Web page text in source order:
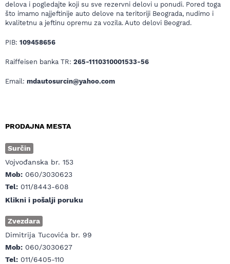
delova i pogledajte koji su sve rezervni delovi u ponudi. Pored toga
što imamo najjeftinije auto delove na teritoriji Beograda, nudimo i
kvalitetnu a jeftinu opremu za vozila. Auto delovi Beograd.
PIB: 109458656
Raiffeisen banka TR: 265-1110310001533-56
Email: mdautosurcin@yahoo.com
PRODAJNA MESTA
Surčin
Vojvođanska br. 153
Mob: 060/3030623
Tel: 011/8443-608
Klikni i pošalji poruku
Zvezdara
Dimitrija Tucovića br. 99
Mob: 060/3030627
Tel: 011/6405-110